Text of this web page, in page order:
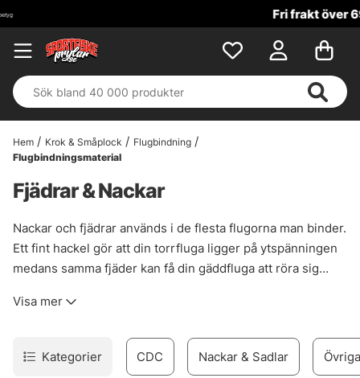
Hem Krok & Småplock
Flugbindning
Flugbindningsmaterial
Fjädrar & Nackar
Nackar och fjädrar används i de flesta flugorna man binder.
Ett fint hackel gör att din torrfluga ligger på ytspänningen
medans samma fjäder kan få din gäddfluga att röra sig
Visa mer
Kategorier CDC Nackar & Sadlar